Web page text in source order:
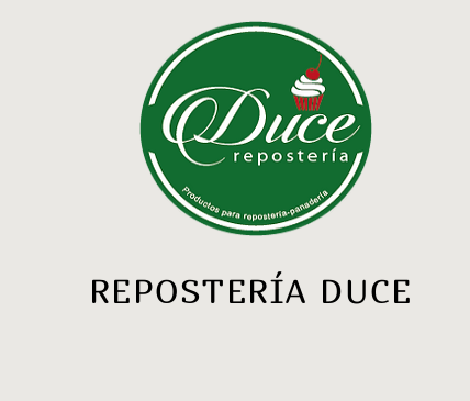
REPOSTERÍA DUCE